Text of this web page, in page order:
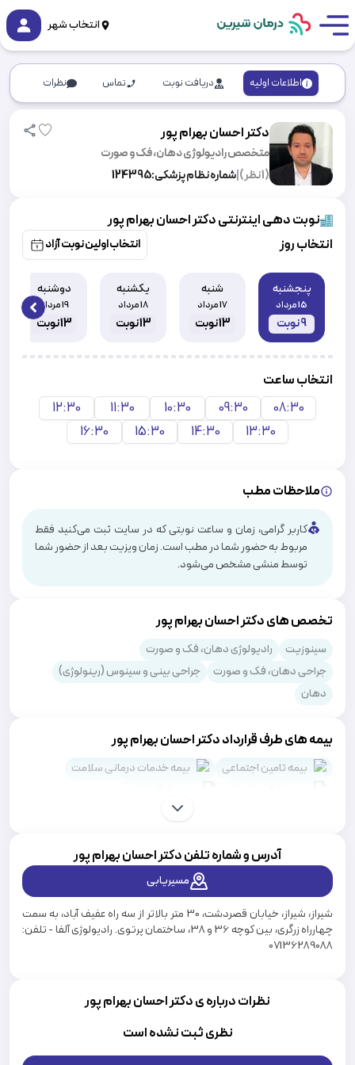
انتخاب شهر
اطلاعات اولیه دریافت نوبت تماس نظرات
دکتر احسان بهرام پور
متخصص رادیولوژی دهان، فک و صورت
(
1نظر) شماره نظام پزشکی:124395
نوبت دهی اینترنتی دکتر احسان بهرام پور
انتخاب روز
انتخاب اولین نوبت آزاد
پنجشنبه
15 مرداد
9نوبت
شنبه
17 مرداد
13نوبت
یکشنبه
18 مرداد
13نوبت
دوشنبه
19 مرداد
13نوبت
انتخاب ساعت
08:30
09:30
10:30
11:30
12:30
13:30
14:30
15:30
16:30
ملاحظات مطب
کاربر گرامی، زمان و ساعت نوبتی که در سایت ثبت می‌کنید فقط
مربوط به حضور شما در مطب است. زمان ویزیت بعد از حضور شما
توسط منشی مشخص می‌شود.
تخصص های دکتر احسان بهرام پور
سینوزیت
رادیولوژی دهان، فک و صورت
جراحی دهان، فک و صورت
جراحی بینی و سینوس (رینولوژی)
دهان
بیمه های طرف قرارداد دکتر احسان بهرام پور
بیمه تامین اجتماعی
بیمه خدمات درمانی سلامت
بیمه بانک ملت
آدرس و شماره تلفن دکتراحسان بهرام پور
مسیریابی
شیراز، شیراز، خیابان قصردشت، 30 متر بالاتر از سه راه عفیف آباد، به سمت
چهارراه زرگری، بین کوچه 36 و 38، ساختمان پرتوی. رادیولوژی آلفا - تلفن:
07136289088
نظرات درباره ی دکتر احسان بهرام پور
نظری ثبت نشده است